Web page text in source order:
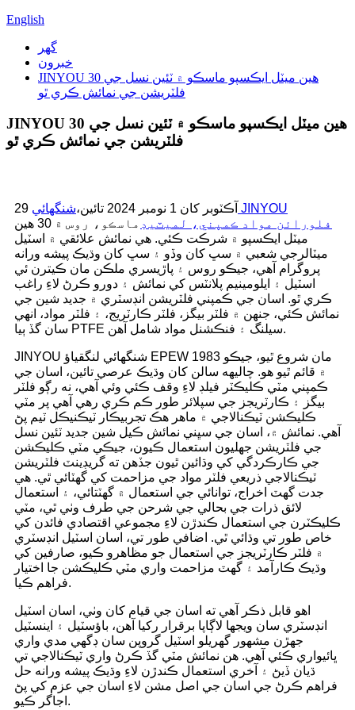
English
گھر
خبرون
JINYOU 30 هين ميٽل ايڪسپو ماسڪو ۾ ٽئين نسل جي
فلٽريشن جي نمائش ڪري ٿو
JINYOU 30 هين ميٽل ايڪسپو ماسڪو ۾ ٽئين نسل جي
فلٽريشن جي نمائش ڪري ٿو
29 آڪٽوبر کان 1 نومبر 2024 تائين،
شنگھائي JINYOU
فلورائن مواد ڪمپني، لميٽيڊ
ماسڪو، روس ۾ 30 هين
ميٽل ايڪسپو ۾ شرڪت ڪئي. هي نمائش علائقي ۾ اسٽيل
ميٽالرجي شعبي ۾ سڀ کان وڏو ۽ سڀ کان وڌيڪ پيشه ورانه
پروگرام آهي، جيڪو روس ۽ پاڙيسري ملڪن مان ڪيترن ئي
اسٽيل ۽ ايلومينيم پلانٽس کي نمائش ۽ دورو ڪرڻ لاءِ راغب
ڪري ٿو. اسان جي ڪمپني فلٽريشن انڊسٽري ۾ جديد شين جي
نمائش ڪئي، جنهن ۾ فلٽر بيگز، فلٽر ڪارٽريج، ۽ فلٽر مواد، انهي
سان گڏ ٻيا PTFE سيلنگ ۽ فنڪشنل مواد شامل آهن.
JINYOU شنگھائي لنگقياؤ EPEW مان شروع ٿيو، جيڪو 1983
۾ قائم ٿيو هو. چاليهه سالن کان وڌيڪ عرصي تائين، اسان جي
ڪمپني مٽي ڪليڪٽر فيلڊ لاءِ وقف ڪئي وئي آهي، نه رڳو فلٽر
بيگز ۽ ڪارٽريجز جي سپلائر طور ڪم ڪري رهي آهي پر مٽي
ڪليڪشن ٽيڪنالاجي ۾ ماهر هڪ تجربيڪار ٽيڪنيڪل ٽيم پڻ
آهي. نمائش ۾، اسان جي سڀني نمائش ڪيل شين جديد ٽئين نسل
جي فلٽريشن جھليون استعمال ڪيون، جيڪي مٽي ڪليڪشن
جي ڪارڪردگي کي وڌائين ٿيون جڏهن ته گريڊينٽ فلٽريشن
ٽيڪنالاجي ذريعي فلٽر مواد جي مزاحمت کي گهٽائي ٿي. هي
جدت گهٽ اخراج، توانائي جي استعمال ۾ گهٽتائي، ۽ استعمال
لائق ذرات جي بحالي جي شرحن جي طرف وٺي ٿي، مٽي
ڪليڪٽرن جي استعمال ڪندڙن لاءِ مجموعي اقتصادي فائدن کي
خاص طور تي وڌائي ٿي. اضافي طور تي، اسان اسٽيل انڊسٽري
۾ فلٽر ڪارٽريجز جي استعمال جو مظاهرو ڪيو، صارفين کي
وڌيڪ ڪارآمد ۽ گهٽ مزاحمت واري مٽي ڪليڪشن جا اختيار
فراهم ڪيا.
اهو قابل ذڪر آهي ته اسان جي قيام کان وٺي، اسان اسٽيل
انڊسٽري سان ويجها لاڳاپا برقرار رکيا آهن، باؤسٽيل ۽ اينسٽيل
جهڙن مشهور گهريلو اسٽيل گروپن سان ڊگهي مدي واري
ڀائيواري ڪئي آهي. هن نمائش مٽي گڏ ڪرڻ واري ٽيڪنالاجي تي
ڌيان ڏيڻ ۽ آخري استعمال ڪندڙن لاءِ وڌيڪ پيشه ورانه حل
فراهم ڪرڻ جي اسان جي اصل مشن لاءِ اسان جي عزم کي پڻ
اجاگر ڪيو.